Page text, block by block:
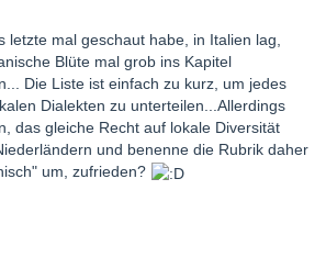
letzte mal geschaut habe, in Italien lag,
Blüte mal grob ins Kapitel
Die Liste ist einfach zu kurz, um jedes
Dialekten zu unterteilen...Allerdings
das gleiche Recht auf lokale Diversität
und benenne die Rubrik daher
um, zufrieden?